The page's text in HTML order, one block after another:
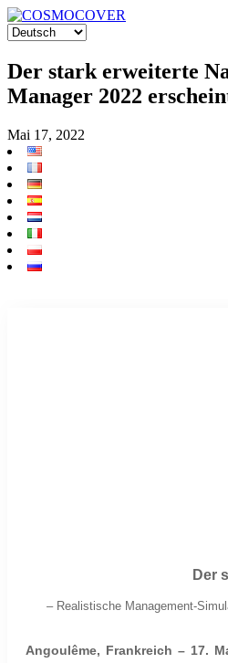
Der stark erweiterte
Manager 2022
Mai 17, 2022
Der
– Realistische Management-
Angoulême, Frankreich – 17.